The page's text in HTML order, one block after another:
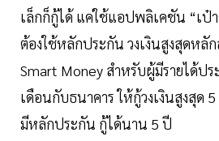
เล็กก็กู้ได้ แค่ใช้แอปพลิเคชัน “เป๋า
ต้องใช้หลักประกัน วงเงินสูงสุดหลั
Smart Money สำหรับผู้มีรายได้ป
เดือนกับธนาคาร ให้กู้วงเงินสูงสุด 5
มีหลักประกัน กู้ได้นาน 5 ปี